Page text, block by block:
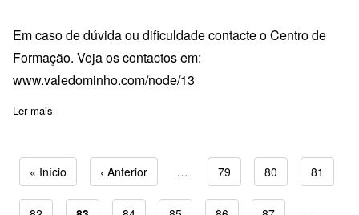
Em caso de dúvida ou dificuldade contacte o Centro de
Formação. Veja os contactos em:
www.valedominho.com/node/13
Ler mais
Primeira página
« Início Página anterior
‹ Anterior … Page
79 Page
80 Page
81